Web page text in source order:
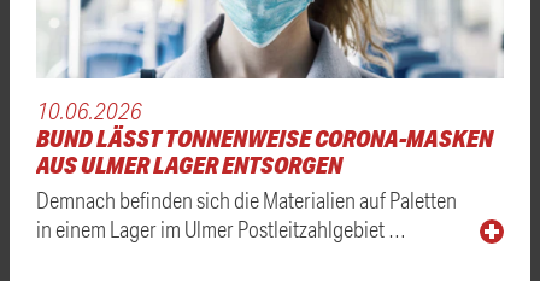
10.06.2026
BUND LÄSST TONNENWEISE CORONA-MASKEN
AUS ULMER LAGER ENTSORGEN
Demnach befinden sich die Materialien auf Paletten
in einem Lager im Ulmer Postleitzahlgebiet …